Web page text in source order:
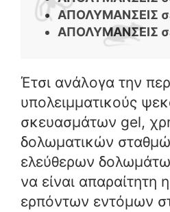
ΑΠΟΛΥΜΑΝΣΕΙΣ
ΑΠΟΛΥΜΑΝΣΕΙΣ
Έτσι ανάλογα την
υπολειμματικούς
σκευασμάτων gel,
δολωματικών
ελεύθερων
να είναι απαραίτητη
ερπόντων εντόμων